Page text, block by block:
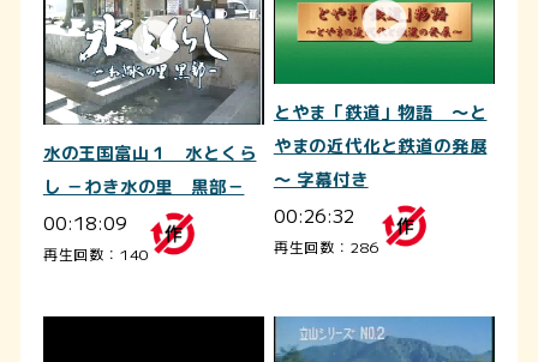
水の王国富山１ 水とくら
し －わき水の里 黒部－
00:18:09
再生回数：140
とやま「鉄道」物語 ～と
やまの近代化と鉄道の発展
～ 字幕付き
00:26:32
再生回数：286